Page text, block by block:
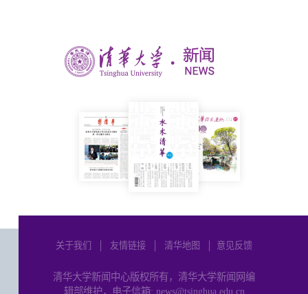
关于我们 友情链接 清华地图 意见反馈
清华大学新闻中心版权所有，清华大学新闻网编
辑部维护，电子信箱: news@tsinghua.edu.cn